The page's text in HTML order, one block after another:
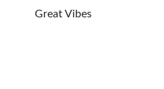
Great Vibes